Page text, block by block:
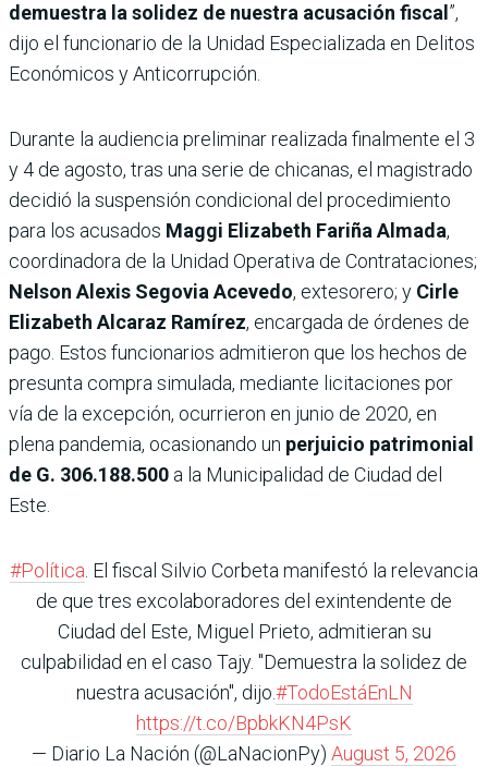
demuestra la solidez de nuestra acusación fiscal ”,
dijo el funcionario de la Unidad Especializada en Delitos
Económicos y Anticorrupción.
Durante la audiencia preliminar realizada finalmente el 3
y 4 de agosto, tras una serie de chicanas, el magistrado
decidió la suspensión condicional del procedimiento
para los acusados Maggi Elizabeth Fariña Almada,
coordinadora de la Unidad Operativa de Contrataciones;
Nelson Alexis Segovia Acevedo, extesorero; y Cirle
Elizabeth Alcaraz Ramírez, encargada de órdenes de
pago. Estos funcionarios admitieron que los hechos de
presunta compra simulada, mediante licitaciones por
vía de la excepción, ocurrieron en junio de 2020, en
plena pandemia, ocasionando un perjuicio patrimonial
de G. 306.188.500 a la Municipalidad de Ciudad del
Este.
#Política. El fiscal Silvio Corbeta manifestó la relevancia
de que tres excolaboradores del exintendente de
Ciudad del Este, Miguel Prieto, admitieran su
culpabilidad en el caso Tajy. "Demuestra la solidez de
nuestra acusación", dijo.#TodoEstáEnLN
https://t.co/BpbkKN4PsK
— Diario La Nación (@LaNacionPy) August 5, 2026